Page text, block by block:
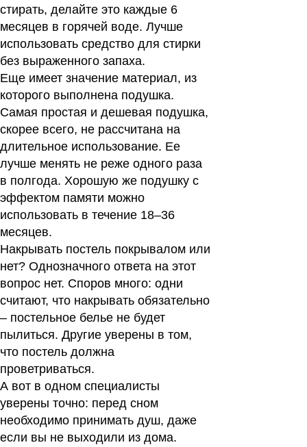
стирать, делайте это каждые 6
месяцев в горячей воде. Лучше
использовать средство для стирки
без выраженного запаха.
Еще имеет значение материал, из
которого выполнена подушка.
Самая простая и дешевая подушка,
скорее всего, не рассчитана на
длительное использование. Ее
лучше менять не реже одного раза
в полгода. Хорошую же подушку с
эффектом памяти можно
использовать в течение 18–36
месяцев.
Накрывать постель покрывалом или
нет? Однозначного ответа на этот
вопрос нет. Споров много: одни
считают, что накрывать обязательно
– постельное белье не будет
пылиться. Другие уверены в том,
что постель должна
проветриваться.
А вот в одном специалисты
уверены точно: перед сном
необходимо принимать душ, даже
если вы не выходили из дома.